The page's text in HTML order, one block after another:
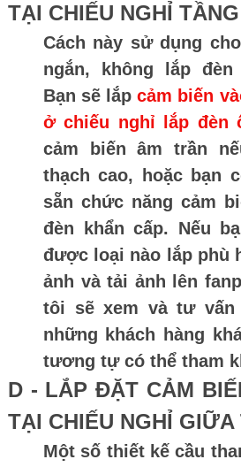
TẠI CHIẾU NGHỈ
Cách này sử dụng
ngắn, không lắp
Bạn sẽ lắpcảm biến
ở chiếu nghỉ lắp đèn
cảm biến âm trần
thạch cao, hoặc bạn
sẵn chức năng cảm
đèn khẩn cấp. Nếu
được loại nào lắp phù
ảnh và tải ảnh lên
tôi sẽ xem và tư vấn
những khách hàng
tương tự có thể tham
D - LẮP ĐẶT CẢM
TẠI CHIẾU NGHỈ GIỮA
Một số thiết kế cầu